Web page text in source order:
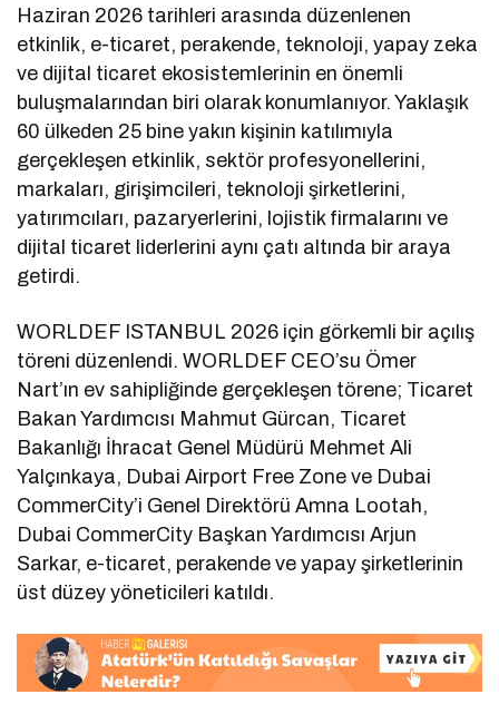
Haziran 2026 tarihleri arasında düzenlenen
etkinlik, e-ticaret, perakende, teknoloji, yapay zeka
ve dijital ticaret ekosistemlerinin en önemli
buluşmalarından biri olarak konumlanıyor. Yaklaşık
60 ülkeden 25 bine yakın kişinin katılımıyla
gerçekleşen etkinlik, sektör profesyonellerini,
markaları, girişimcileri, teknoloji şirketlerini,
yatırımcıları, pazaryerlerini, lojistik firmalarını ve
dijital ticaret liderlerini aynı çatı altında bir araya
getirdi.
WORLDEF ISTANBUL 2026 için görkemli bir açılış
töreni düzenlendi. WORLDEF CEO’su Ömer
Nart’ın ev sahipliğinde gerçekleşen törene; Ticaret
Bakan Yardımcısı Mahmut Gürcan, Ticaret
Bakanlığı İhracat Genel Müdürü Mehmet Ali
Yalçınkaya, Dubai Airport Free Zone ve Dubai
CommerCity’i Genel Direktörü Amna Lootah,
Dubai CommerCity Başkan Yardımcısı Arjun
Sarkar, e-ticaret, perakende ve yapay şirketlerinin
üst düzey yöneticileri katıldı.